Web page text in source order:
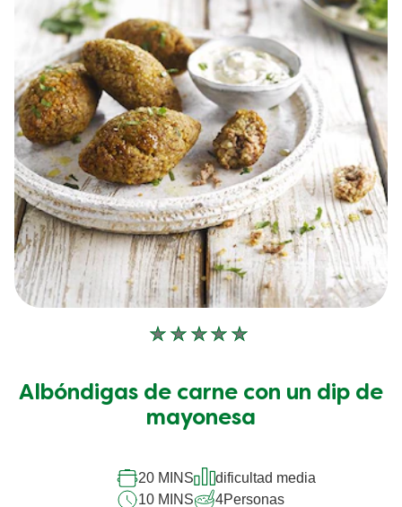
No
enviado
calificaciones
recipe
Albóndigas de carne con un dip de
mayonesa
20 MINS
dificultad media
10 MINS
4Personas